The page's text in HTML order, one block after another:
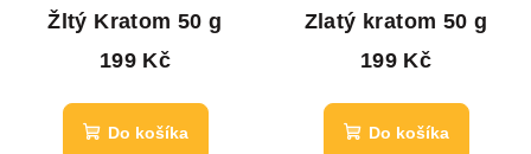
Žltý Kratom 50 g
199 Kč
Do košíka
Zlatý kratom 50 g
199 Kč
Do košíka